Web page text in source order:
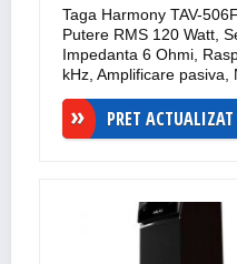
Taga Harmony TAV-
Putere RMS 120 Watt,
Impedanta 6 Ohmi,
kHz, Amplificare pasiva,
PRET ACTUALIZAT